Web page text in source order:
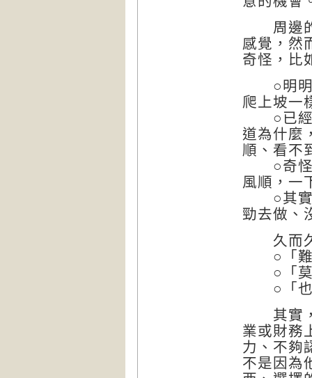
周邊的
感覺，然
奇怪，比
○明明
爬上坡一
○已經
道為什麼
順、看
○奇怪
風順，一
○其實
勁去做、
久而久
○「難
○「莫
○「也
其實，
業或財務
力、不夠
不是因為